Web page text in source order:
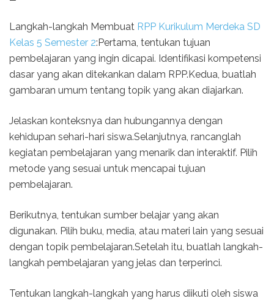
Langkah-langkah Membuat RPP Kurikulum Merdeka SD
Kelas 5 Semester 2:Pertama, tentukan tujuan
pembelajaran yang ingin dicapai. Identifikasi kompetensi
dasar yang akan ditekankan dalam RPP.Kedua, buatlah
gambaran umum tentang topik yang akan diajarkan.
Jelaskan konteksnya dan hubungannya dengan
kehidupan sehari-hari siswa.Selanjutnya, rancanglah
kegiatan pembelajaran yang menarik dan interaktif. Pilih
metode yang sesuai untuk mencapai tujuan
pembelajaran.
Berikutnya, tentukan sumber belajar yang akan
digunakan. Pilih buku, media, atau materi lain yang sesuai
dengan topik pembelajaran.Setelah itu, buatlah langkah-
langkah pembelajaran yang jelas dan terperinci.
Tentukan langkah-langkah yang harus diikuti oleh siswa